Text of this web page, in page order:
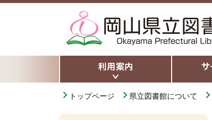
トップページ 県立図書館について